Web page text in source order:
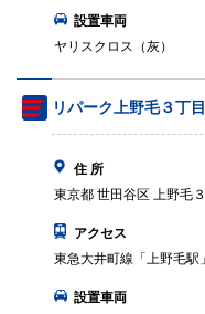
設置車両
ヤリスクロス（灰）
リパーク上野毛３丁
住 所
東京都 世田谷区 上野毛
アクセス
東急大井町線「上野毛駅
設置車両